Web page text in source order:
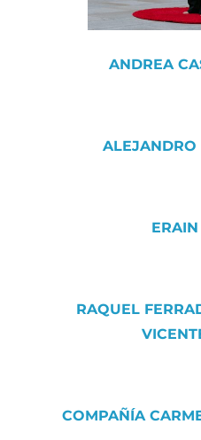
ANDREA
ALEJANDRO
ERAIN
RAQUEL
COMPAÑÍA